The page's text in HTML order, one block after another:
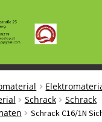
KLIMA
Schrack
Schrack
Schrack C16/1N